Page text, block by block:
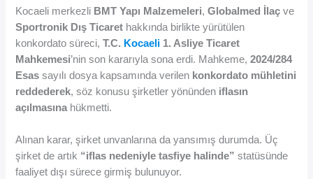
Kocaeli merkezli BMT Yapı Malzemeleri,Globalmed İlaç ve
Sportronik Dış Ticaret hakkında birlikte yürütülen
konkordato süreci,T.C. Kocaeli 1. Asliye Ticaret
Mahkemesi’nin son kararıyla sona erdi. Mahkeme,2024/284
Esas sayılı dosya kapsamında verilen konkordato mühletini
reddederek, söz konusu şirketler yönünden iflasın
açılmasına hükmetti.
Alınan karar, şirket unvanlarına da yansımış durumda. Üç
şirket de artık “iflas nedeniyle tasfiye halinde” statüsünde
faaliyet dışı sürece girmiş bulunuyor.